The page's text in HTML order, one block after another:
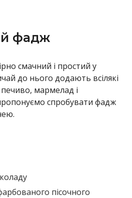
фадж
смачний і простий у
до нього додають всілякі
мармелад і
спробувати фадж
пісочного